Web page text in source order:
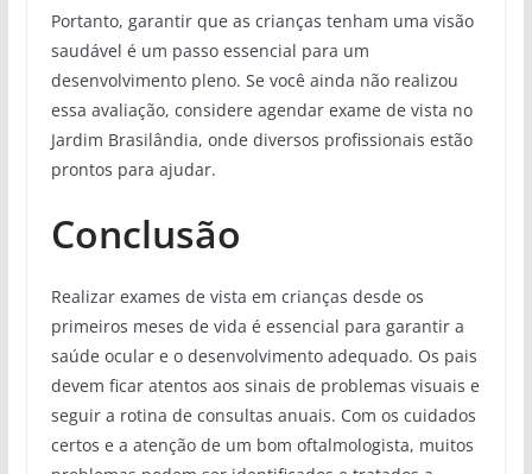
Portanto, garantir que as crianças tenham uma visão
saudável é um passo essencial para um
desenvolvimento pleno. Se você ainda não realizou
essa avaliação, considere agendar exame de vista no
Jardim Brasilândia, onde diversos profissionais estão
prontos para ajudar.
Conclusão
Realizar exames de vista em crianças desde os
primeiros meses de vida é essencial para garantir a
saúde ocular e o desenvolvimento adequado. Os pais
devem ficar atentos aos sinais de problemas visuais e
seguir a rotina de consultas anuais. Com os cuidados
certos e a atenção de um bom oftalmologista, muitos